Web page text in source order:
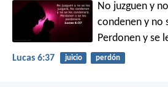
No juzguen y
condenen y no
Perdonen y se
Lucas 6:37 juicio perdón